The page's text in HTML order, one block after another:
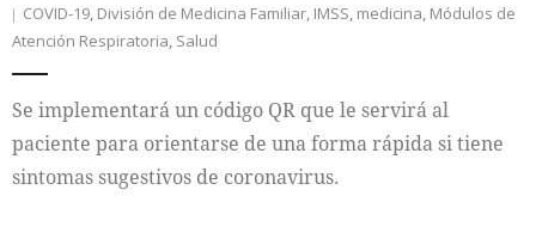
COVID-19, División de Medicina Familiar, IMSS, medicina, Módulos de
Atención Respiratoria, Salud
Se implementará un código QR que le servirá al
paciente para orientarse de una forma rápida si tiene
sintomas sugestivos de coronavirus.